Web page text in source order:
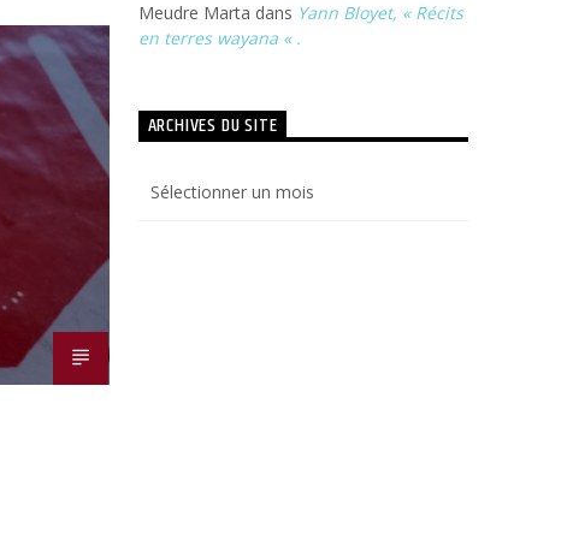
Meudre Marta dans Yann Bloyet, « Récits
en terres wayana « .
ARCHIVES DU SITE
du